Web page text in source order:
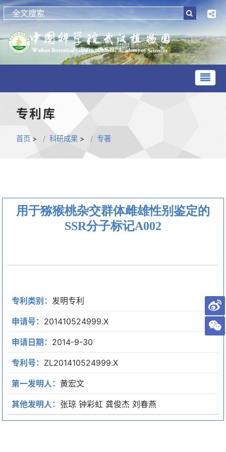
专利库
首页 > 科研成果 > 专著
用于猕猴桃杂交群体雌雄性别鉴定的
SSR分子标记A002
专利类别： 发明专利
申请号： 201410524999.X
申请日期： 2014-9-30
专利号： ZL201410524999.X
第一发明人： 黄宏文
其他发明人： 张琼 钟彩虹 龚俊杰 刘春燕